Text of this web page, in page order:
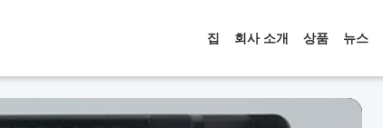
집 회사 소개 상품 뉴스